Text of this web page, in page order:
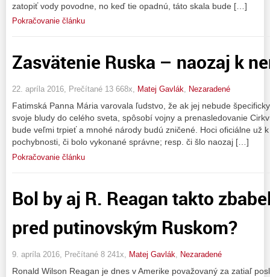
zatopiť vody povodne, no keď tie opadnú, táto skala bude […]
Pokračovanie článku
Zasvätenie Ruska – naozaj k
22. apríla 2016, Prečítané 13 668x, Matej Gavlák, Nezaradené
Fatimská Panna Mária varovala ľudstvo, že ak jej nebude
svoje bludy do celého sveta, spôsobí vojny a prenasledovanie
bude veľmi trpieť a mnohé národy budú zničené. Hoci oficiálne už
pochybnosti, či bolo vykonané správne; resp. či šlo naozaj […]
Pokračovanie článku
Bol by aj R. Reagan takto
pred putinovským Ruskom?
9. apríla 2016, Prečítané 8 241x, Matej Gavlák, Nezaradené
Ronald Wilson Reagan je dnes v Amerike považovaný za zatiaľ